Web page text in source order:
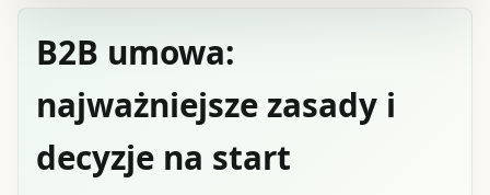
B2B umowa:
najważniejsze zasady i
decyzje na start